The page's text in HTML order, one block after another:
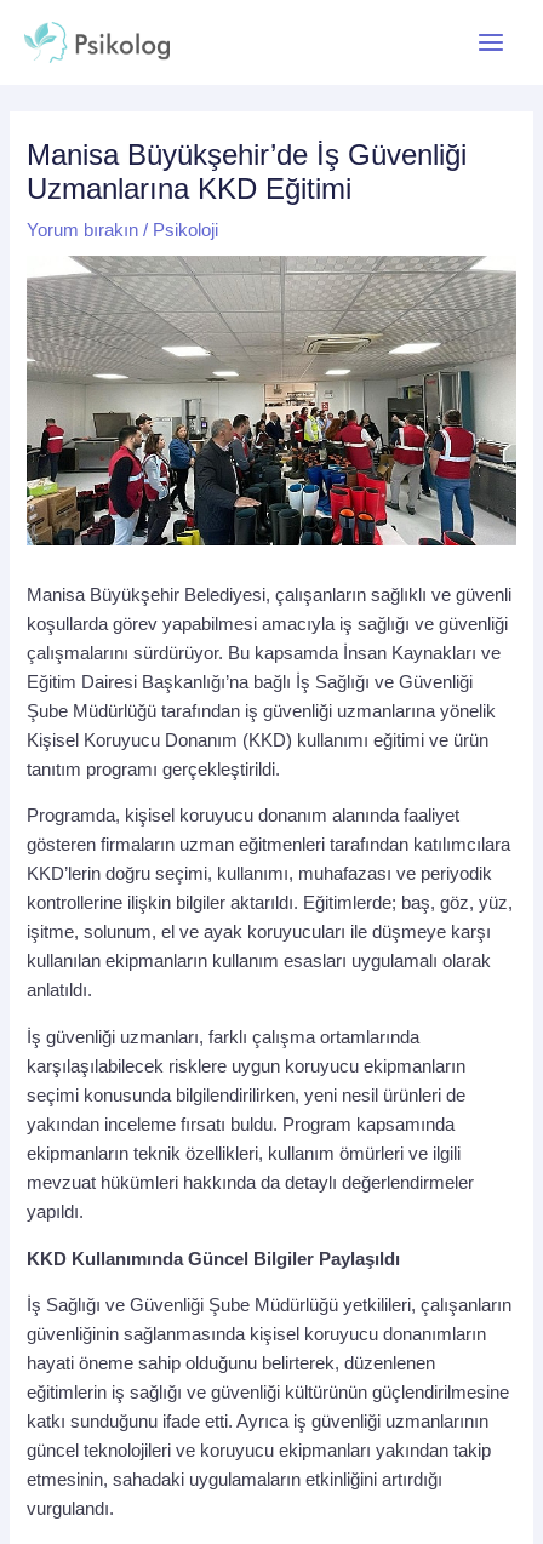
atla
Manisa Büyükşehir’de İş Güvenliği
Uzmanlarına KKD Eğitimi
Yorum bırakın / Psikoloji
Manisa Büyükşehir Belediyesi, çalışanların sağlıklı ve güvenli
koşullarda görev yapabilmesi amacıyla iş sağlığı ve güvenliği
çalışmalarını sürdürüyor. Bu kapsamda İnsan Kaynakları ve
Eğitim Dairesi Başkanlığı’na bağlı İş Sağlığı ve Güvenliği
Şube Müdürlüğü tarafından iş güvenliği uzmanlarına yönelik
Kişisel Koruyucu Donanım (KKD) kullanımı eğitimi ve ürün
tanıtım programı gerçekleştirildi.
Programda, kişisel koruyucu donanım alanında faaliyet
gösteren firmaların uzman eğitmenleri tarafından katılımcılara
KKD’lerin doğru seçimi, kullanımı, muhafazası ve periyodik
kontrollerine ilişkin bilgiler aktarıldı. Eğitimlerde; baş, göz, yüz,
işitme, solunum, el ve ayak koruyucuları ile düşmeye karşı
kullanılan ekipmanların kullanım esasları uygulamalı olarak
anlatıldı.
İş güvenliği uzmanları, farklı çalışma ortamlarında
karşılaşılabilecek risklere uygun koruyucu ekipmanların
seçimi konusunda bilgilendirilirken, yeni nesil ürünleri de
yakından inceleme fırsatı buldu. Program kapsamında
ekipmanların teknik özellikleri, kullanım ömürleri ve ilgili
mevzuat hükümleri hakkında da detaylı değerlendirmeler
yapıldı.
KKD Kullanımında Güncel Bilgiler Paylaşıldı
İş Sağlığı ve Güvenliği Şube Müdürlüğü yetkilileri, çalışanların
güvenliğinin sağlanmasında kişisel koruyucu donanımların
hayati öneme sahip olduğunu belirterek, düzenlenen
eğitimlerin iş sağlığı ve güvenliği kültürünün güçlendirilmesine
katkı sunduğunu ifade etti. Ayrıca iş güvenliği uzmanlarının
güncel teknolojileri ve koruyucu ekipmanları yakından takip
etmesinin, sahadaki uygulamaların etkinliğini artırdığı
vurgulandı.
dolaşımı